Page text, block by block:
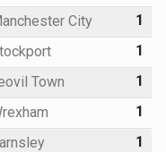
City
1
1
Town
1
1
1